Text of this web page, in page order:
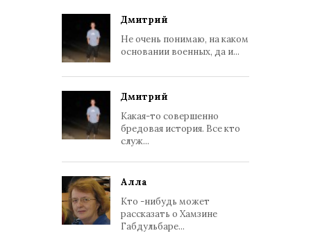
Дмитрий
Не очень понимаю, на каком
основании военных, да и...
Дмитрий
Какая-то совершенно
бредовая история. Все кто
служ...
Алла
Кто -нибудь может
рассказать о Хамзине
Габдульбаре...